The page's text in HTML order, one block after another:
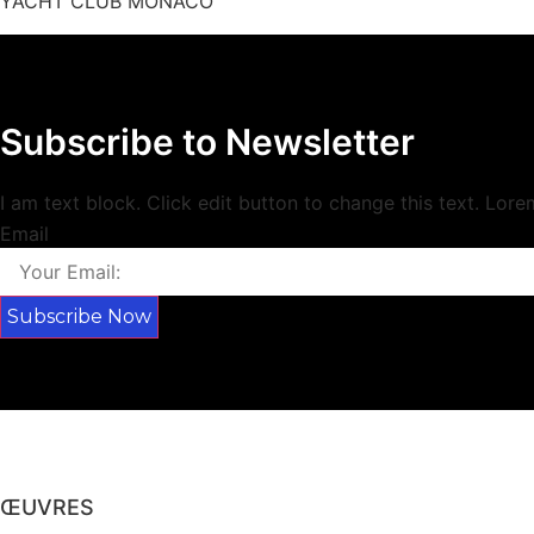
Subscribe to Newsletter
I am text block. Click edit button to change this text.
Email
Subscribe Now
ŒUVRES